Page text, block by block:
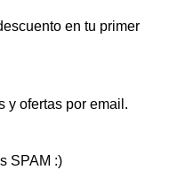
en tu primer
y ofertas por email.
SPAM :)